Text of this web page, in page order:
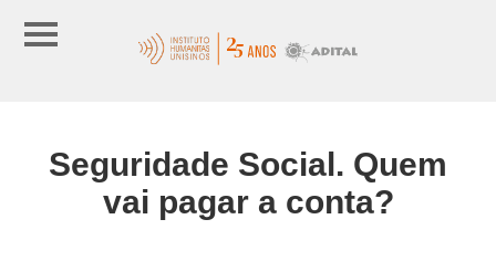
Seguridade Social. Quem
vai pagar a conta?